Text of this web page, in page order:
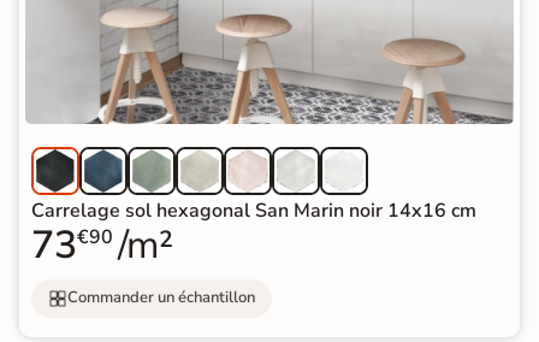
Carrelage sol hexagonal San Marin noir 14x16 cm
73€90 /m²
Commander un échantillon